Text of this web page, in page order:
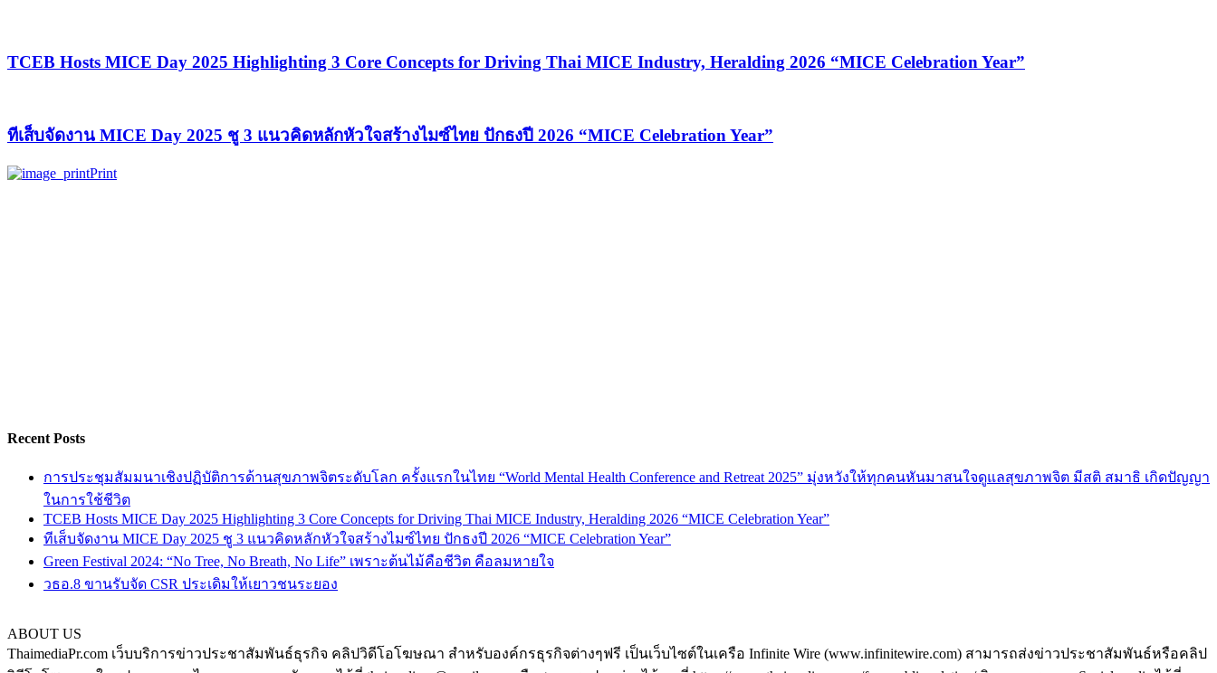
TCEB Hosts MICE Day 2025 Highlighting 3 Core Concepts for Driving Thai MICE Industry, Heralding 2026 “MICE Celebration Year”
ทีเส็บจัดงาน MICE Day 2025 ชู 3 แนวคิดหลักหัวใจสร้างไมซ์ไทย ปักธงปี 2026 “MICE Celebration Year”
Print
Recent Posts
การประชุมสัมมนาเชิงปฏิบัติการด้านสุขภาพจิตระดับโลก ครั้งแรกในไทย “World Mental Health Conference and Retreat 2025” มุ่งหวังให้ทุกคนหันมาสนใจดูแลสุขภาพจิต มีสติ สมาธิ เกิดปัญญา
ในการใช้ชีวิต
TCEB Hosts MICE Day 2025 Highlighting 3 Core Concepts for Driving Thai MICE Industry, Heralding 2026 “MICE Celebration Year”
ทีเส็บจัดงาน MICE Day 2025 ชู 3 แนวคิดหลักหัวใจสร้างไมซ์ไทย ปักธงปี 2026 “MICE Celebration Year”
Green Festival 2024: “No Tree, No Breath, No Life” เพราะต้นไม้คือชีวิต คือลมหายใจ
วธอ.8 ขานรับจัด CSR ประเดิมให้เยาวชนระยอง
ABOUT US
ThaimediaPr.com เว็บบริการข่าวประชาสัมพันธ์ธุรกิจ คลิปวิดีโอโฆษณา สำหรับองค์กรธุรกิจต่างๆฟรี เป็นเว็บไซต์ในเครือ Infinite Wire (www.infinitewire.com) สามารถส่งข่าวประชาสัมพันธ์หรือคลิป